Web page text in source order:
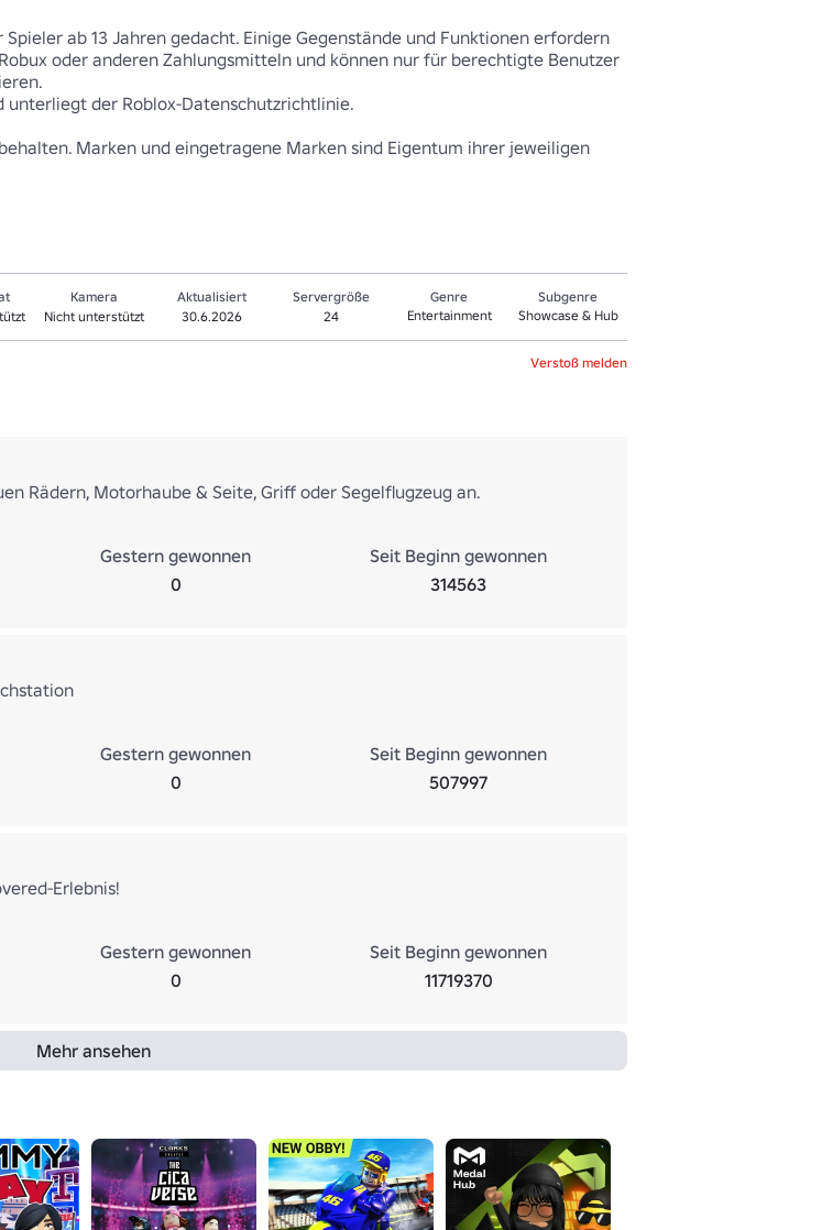
ab 13 Jahren gedacht. Einige Gegenstände und Funktionen erfordern
oder anderen Zahlungsmitteln und können nur für berechtigte Benutzer
der Roblox-Datenschutzrichtlinie.
Marken und eingetragene Marken sind Eigentum ihrer jeweiligen
Kamera
Nicht unterstützt
Aktualisiert
30.6.2026
Servergröße
24
Genre
Entertainment
Sub­gen­re
Showcase & Hub
Verstoß melden
Rädern, Motorhaube & Seite, Griff oder Segelflugzeug an.
Gestern gewonnen
0
Seit Beginn gewonnen
314563
Gestern gewonnen
0
Seit Beginn gewonnen
507997
Erlebnis!
Gestern gewonnen
0
Seit Beginn gewonnen
11719370
Mehr ansehen